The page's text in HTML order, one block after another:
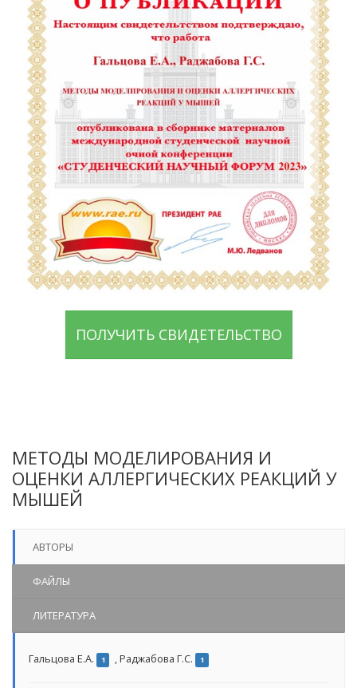
ПОЛУЧИТЬ СВИДЕТЕЛЬСТВО
МЕТОДЫ МОДЕЛИРОВАНИЯ И
ОЦЕНКИ АЛЛЕРГИЧЕСКИХ РЕАКЦИЙ У
МЫШЕЙ
АВТОРЫ
ФАЙЛЫ
ЛИТЕРАТУРА
Гальцова Е.А. 1 ,Раджабова Г.С. 1